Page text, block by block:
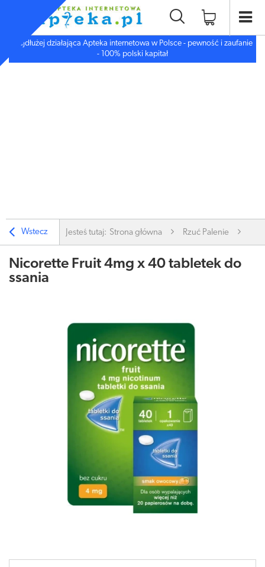
Najdłużej działająca Apteka internetowa w Polsce - pewność i zaufanie
- 100% polski kapitał
Wstecz Jesteś tutaj: Strona główna Rzuć Palenie
Nicorette Fruit 4mg x 40 tabletek do
ssania